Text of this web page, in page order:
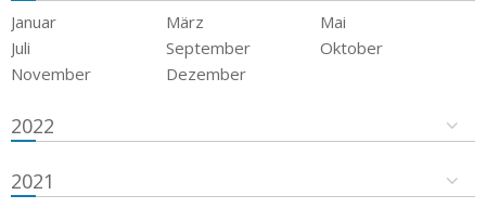
Januar März
Mai
Juli
September
Oktober
November
Dezember
2022
2021